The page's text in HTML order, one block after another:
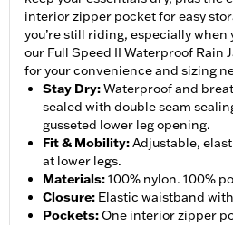
interior zipper pocket for easy
you’re still riding, especially
our Full Speed II Waterproof
for your convenience and sizing
Stay Dry:Waterproof and
sealed with double seam
gusseted lower leg opening.
Fit & Mobility:Adjustable,
at lower legs.
Materials:100% nylon. 100%
Closure: Elastic waistband
Pockets:One interior zipper